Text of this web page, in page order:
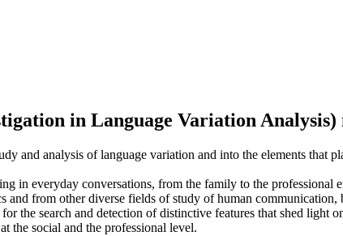
in Language Variation Analysis)
and analysis of language variation and into the elements that
in everyday conversations, from the family to the professional
from other diverse fields of study of human communication,
the search and detection of distinctive features that shed light
the social and the professional level.